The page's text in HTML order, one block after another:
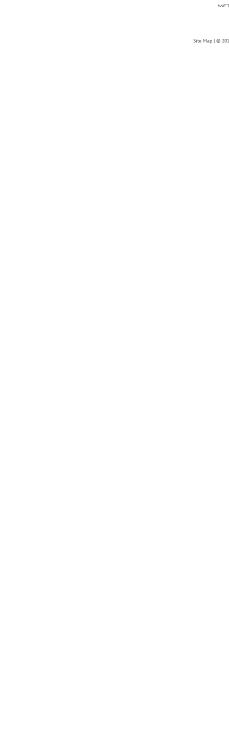
Site Map | ©